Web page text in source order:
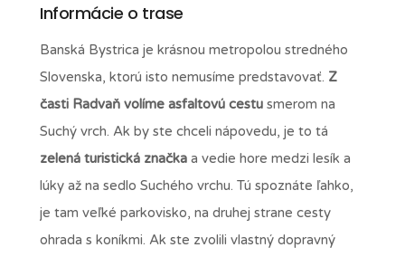
Informácie o trase
Banská Bystrica je krásnou metropolou stredného
Slovenska, ktorú isto nemusíme predstavovať. Z
časti Radvaň volíme asfaltovú cestu smerom na
Suchý vrch. Ak by ste chceli nápovedu, je to tá
zelená turistická značka a vedie hore medzi lesík a
lúky až na sedlo Suchého vrchu. Tú spoznáte ľahko,
je tam veľké parkovisko, na druhej strane cesty
ohrada s koníkmi. Ak ste zvolili vlastný dopravný